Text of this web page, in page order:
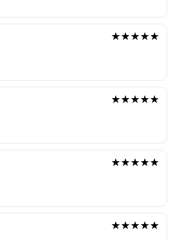
★★★★★
★★★★★
★★★★★
★★★★★